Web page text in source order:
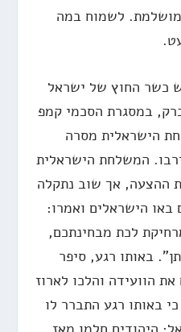
לשמוח במה
כשר החוץ של ישראל
במסגרת הסכמי קמפ
הישראלית מסרה
המשלחת הישראלית
ההצעה, אך שוב נתקלה
הישראלים ואמרו:
לכת מבחינתכם,
באותו רגע, סיפר
הוועידה והלכו לארוז
באותו רגע התברר לו